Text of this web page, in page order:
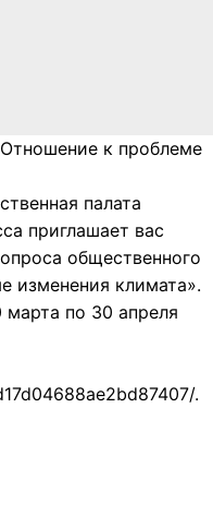
к проблеме
палата
приглашает вас
общественного
изменения климата».
по 30 апреля
.